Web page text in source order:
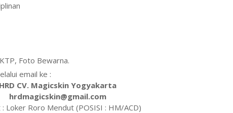
Foto Bewarna.
email ke :
HRD CV. Magicskin Yogyakarta
hrdmagicskin@gmail.com
: Loker Roro Mendut (POSISI : HM/ACD)